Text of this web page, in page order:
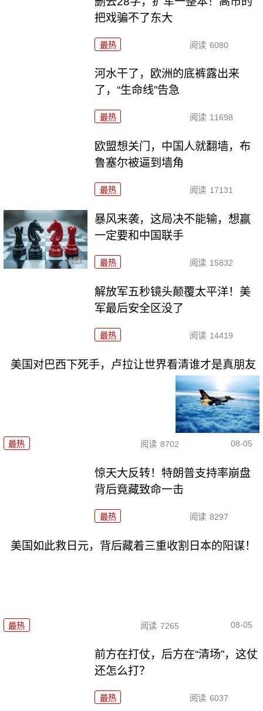
把戏骗不了东大
最热 阅读 6080
河水干了，欧洲的底裤露出来
了，“生命线”告急
最热 阅读 11698
欧盟想关门，中国人就翻墙，布
鲁塞尔被逼到墙角
最热 阅读 17131
暴风来袭，这局决不能输，想赢
一定要和中国联手
最热 阅读 15832
解放军五秒镜头颠覆太平洋！美
军最后安全区没了
最热 阅读 14419
美国对巴西下死手，卢拉让世界看清谁才是真朋友
最热 阅读 8702 08-05
惊天大反转！特朗普支持率崩盘
背后竟藏致命一击
最热 阅读 8297
美国如此救日元，背后藏着三重收割日本的阳谋！
最热 阅读 7265 08-05
前方在打仗，后方在“清场”，这仗
还怎么打？
最热 阅读 6037